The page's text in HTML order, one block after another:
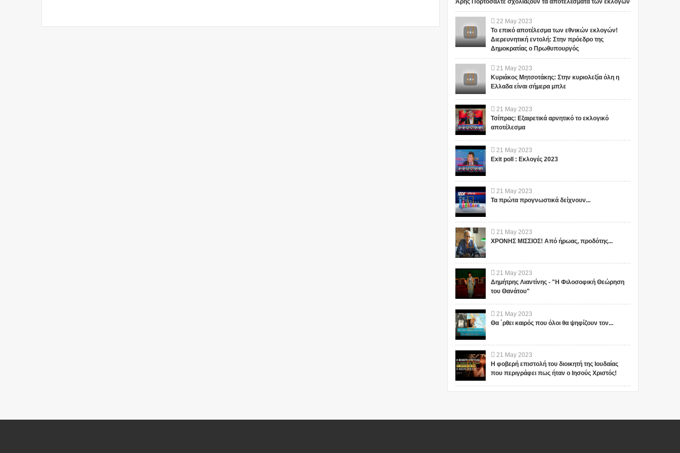
Άρης Πορτοσάλτε σχολιάζουν τα αποτελέσματα των εκλογών
22 May 2023
Το επικό αποτέλεσμα των εθνικών εκλογών!
Διερευνητική εντολή: Στην πρόεδρο της
Δημοκρατίας ο Πρωθυπουργός
21 May 2023
Κυριάκος Μητσοτάκης: Στην κυριολεξία όλη η
Ελλαδα είναι σήμερα μπλε
21 May 2023
Τσίπρας: Εξαιρετικά αρνητικό το εκλογικό
αποτέλεσμα
21 May 2023
Exit poll : Εκλογές 2023
21 May 2023
Τα πρώτα προγνωστικά δείχνουν...
21 May 2023
ΧΡΟΝΗΣ ΜΙΣΣΙΟΣ! Από ήρωας, προδότης...
21 May 2023
Δημήτρης Λιαντίνης - "Η Φιλοσοφική Θεώρηση
του Θανάτου"
21 May 2023
Θα ΄ρθει καιρός που όλοι θα ψηφίζουν τον...
21 May 2023
Η φοβερή επιστολή του διοικητή της Ιουδαίας
που περιγράφει πως ήταν ο Ιησούς Χριστός!